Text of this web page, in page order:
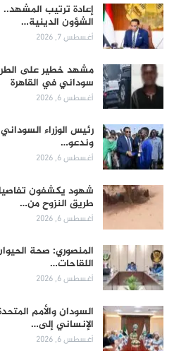
إعادة ترتيب المشهد..
الشؤون الدينية…
أغسطس 7, 2026
مشهد خطير على
سوداني في القاهرة
أغسطس 6, 2026
رئيس الوزراء
وندعو…
أغسطس 6, 2026
طريق النزوح من…
أغسطس 6, 2026
المنصوري: صحة
اللقاحات…
أغسطس 6, 2026
السودان والأمم
الإنساني إلى…
أغسطس 6, 2026